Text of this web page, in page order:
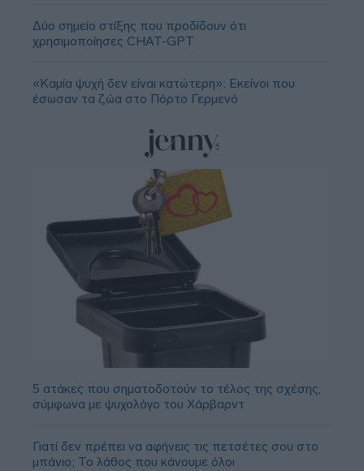
Δύο σημείο στίξης που προδίδουν ότι
χρησιμοποίησες CHAT-GPT
«Καμία ψυχή δεν είναι κατώτερη»: Εκείνοι που
έσωσαν τα ζώα στο Πόρτο Γερμενό
5 ατάκες που σηματοδοτούν το τέλος της σχέσης,
σύμφωνα με ψυχολόγο του Χάρβαρντ
Γιατί δεν πρέπει να αφήνεις τις πετσέτες σου στο
μπάνιο; Το λάθος που κάνουμε όλοι